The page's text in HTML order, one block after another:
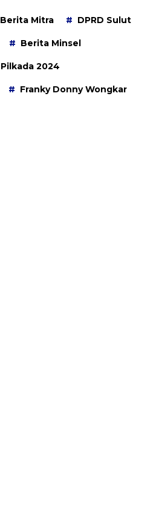
Berita Mitra DPRD Sulut
Berita Minsel
Pilkada 2024
Franky Donny Wongkar